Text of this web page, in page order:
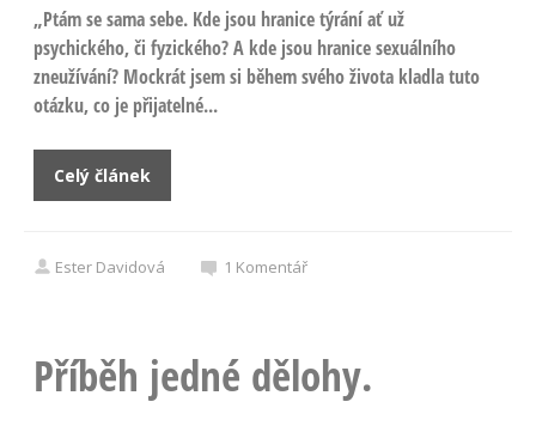
„Ptám se sama sebe. Kde jsou hranice týrání ať už
psychického, či fyzického? A kde jsou hranice sexuálního
zneužívání? Mockrát jsem si během svého života kladla tuto
otázku, co je přijatelné...
Celý článek
Ester Davidová 1 Komentář
Příběh jedné dělohy.